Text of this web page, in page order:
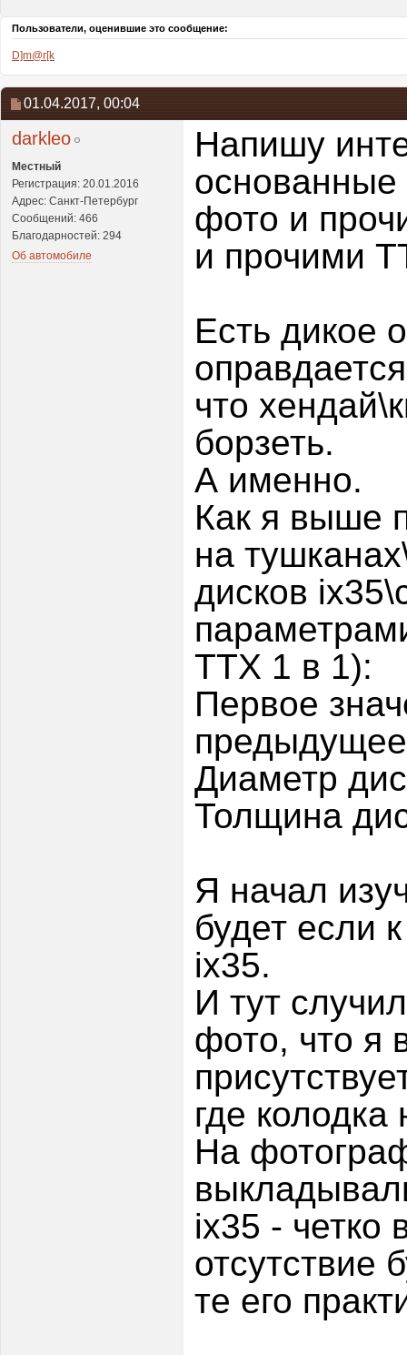
Пользователи, оценившие это сообщение:
D]m@r[k
01.04.2017, 00:04
darkleo
Местный
Регистрация: 20.01.2016
Адрес: Санкт-Петербург
Сообщений: 466
Благодарностей: 294
Об автомобиле
Напишу
основанные
фото и
и прочими
Есть дикое
что
борзеть.
А именно.
Как я выше
на
дисков
ТТХ 1 в 1):
Первое
Диаметр
Толщина
Я начал
будет если
ix35.
И тут
фото, что я
где колодка
На
ix35 - четко
отсутствие
те его